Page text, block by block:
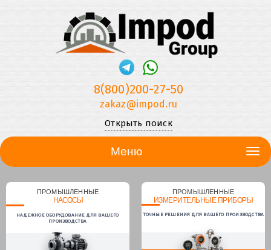
8(800)200-27-50
zakaz@impod.ru
Открыть поиск
Меню
ПРОМЫШЛЕННЫЕ
НАСОСЫ
НАДЕЖНОЕ ОБОРУДОВАНИЕ ДЛЯ ВАШЕГО
ПРОИЗВОДСТВА
ПРОМЫШЛЕННЫЕ
ИЗМЕРИТЕЛЬНЫЕ ПРИБОРЫ
ТОЧНЫЕ РЕШЕНИЯ ДЛЯ ВАШЕГО ПРОИЗВОДСТВА